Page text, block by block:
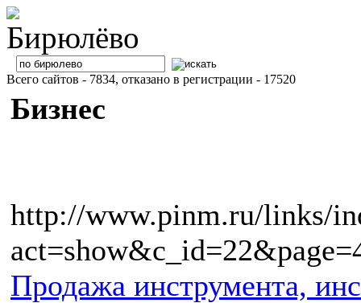
Всего сайтов - 7834, отказано в регистрации - 17520
Бизнес
http://www.pinm.ru/links/
Продажа инструмента,